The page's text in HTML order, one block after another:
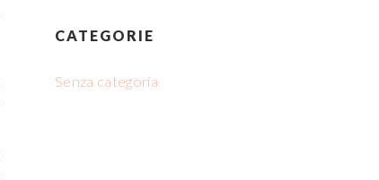
CATEGORIE
Senza categoria